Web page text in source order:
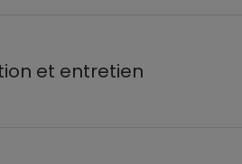
et entretien